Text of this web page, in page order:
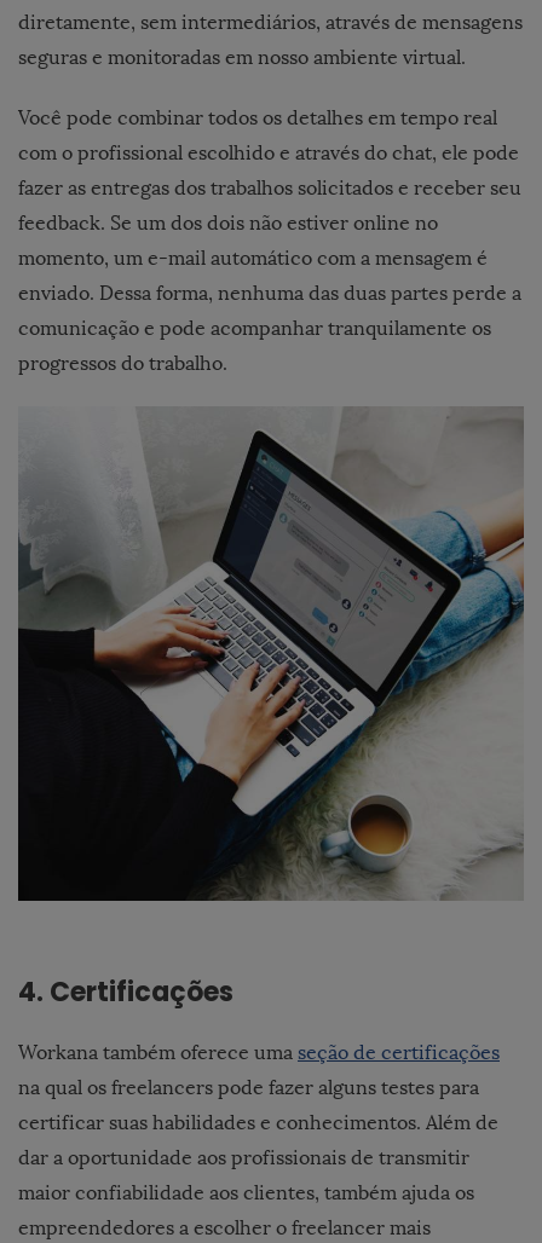
diretamente, sem intermediários, através de mensagens
seguras e monitoradas em nosso ambiente virtual.
Você pode combinar todos os detalhes em tempo real
com o profissional escolhido e através do chat, ele pode
fazer as entregas dos trabalhos solicitados e receber seu
feedback. Se um dos dois não estiver online no
momento, um e-mail automático com a mensagem é
enviado. Dessa forma, nenhuma das duas partes perde a
comunicação e pode acompanhar tranquilamente os
progressos do trabalho.
4. Certificações
Workana também oferece uma seção de certificações
na qual os freelancers pode fazer alguns testes para
certificar suas habilidades e conhecimentos. Além de
dar a oportunidade aos profissionais de transmitir
maior confiabilidade aos clientes, também ajuda os
empreendedores a escolher o freelancer mais